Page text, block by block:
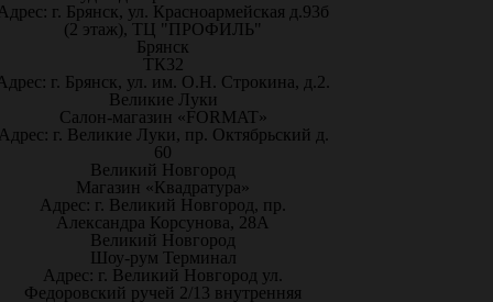
г. Брянск, ул. Красноармейская д.93б
(2 этаж), ТЦ "ПРОФИЛЬ"
Брянск
ТК32
г. Брянск, ул. им. О.Н. Строкина, д.2.
Великие Луки
Салон-магазин «FORMAT»
г. Великие Луки, пр. Октябрьский д.
60
Великий Новгород
Магазин «Квадратура»
Адрес: г. Великий Новгород, пр.
Александра Корсунова, 28А
Великий Новгород
Шоу-рум Терминал
Адрес: г. Великий Новгород ул.
Федоровский ручей 2/13 внутренняя